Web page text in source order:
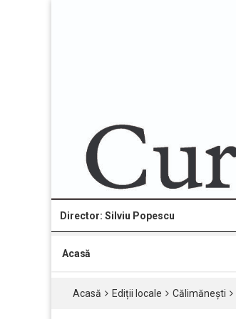
Director: Silviu Popescu
Acasă
Acasă Ediții locale Călimănești